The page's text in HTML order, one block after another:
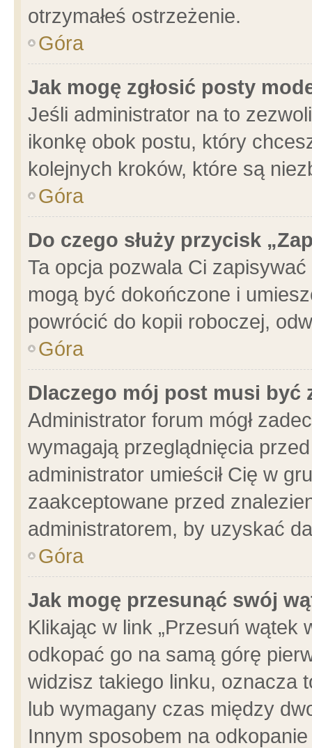
otrzymałeś ostrzeżenie.
Góra
Jak mogę zgłosić posty
Jeśli administrator na to
ikonkę obok postu, który
kolejnych kroków, które są
Góra
Do czego służy przycisk
Ta opcja pozwala Ci
mogą być dokończone i
powrócić do kopii roboczej,
Góra
Dlaczego mój post musi być
Administrator forum mógł
wymagają przeglądnięcia
administrator umieścił Cię w
zaakceptowane przed
administratorem, by uzyskać
Góra
Jak mogę przesunąć swój
Klikając w link „Przesuń wątek
odkopać go na samą górę
widzisz takiego linku, oznacza
lub wymagany czas między
Innym sposobem na